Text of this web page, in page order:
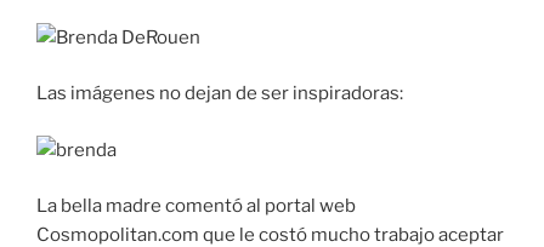
Las imágenes no dejan de ser inspiradoras:
La bella madre comentó al portal web
Cosmopolitan.com que le costó mucho trabajo aceptar